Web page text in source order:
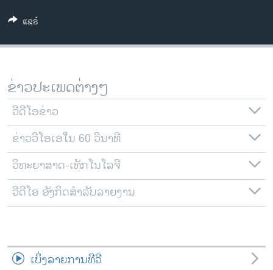
ທຸລະກິດ
ພາສາອັງກິດ
ສຽງ
ລາຍການກະຈາຍສຽງ
ລາຍງານ
ຕິດຕາມພວກເຮົາ ທີ່
ພາສາຕ່າງໆ
ແຊຣ໌
ຂ່າວປະເພດຕ່າງໆ
ວີດີໂອຂ່າວ
ຂ່າວວີໂອເອໃນ 60 ວິນາທີ
ວິທະຍາສາດ-ເທັກໂນໂລຈີ
ວີດີໂອ ອັງກິດສຳລັບລາຍງານ
ເບິ່ງລາຍການທີວີ